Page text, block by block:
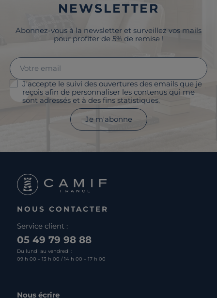
NEWSLETTER
Abonnez-vous à la newsletter et surveillez vos mails
pour profiter de 5% de remise !
J'accepte le suivi des ouvertures des emails que je
reçois afin de personnaliser les contenus qui me
sont adressés et à des fins statistiques.
Je m'abonne
NOUS CONTACTER
Service client :
05 49 79 98 88
Du lundi au vendredi :
09 h 00 – 13 h 00 / 14 h 00 – 17 h 00
Nous écrire